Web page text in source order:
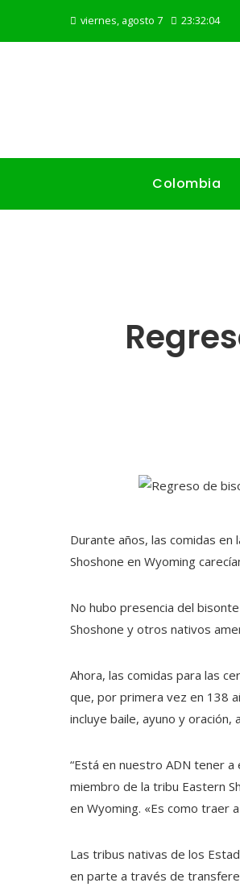
viernes, agosto 7 23:32:05
Colombia
Durante años, las comidas
Shoshone en Wyoming
No hubo presencia del
Shoshone y otros nativos
Ahora, las comidas para las
que, por primera vez en 138
incluye baile, ayuno y oración,
“Está en nuestro ADN tener
miembro de la tribu Eastern
en Wyoming. «Es como traer
Las tribus nativas de los
en parte a través de